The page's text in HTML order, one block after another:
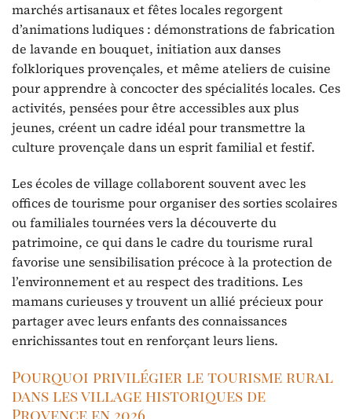
marchés artisanaux et fêtes locales regorgent
d’animations ludiques : démonstrations de fabrication
de lavande en bouquet, initiation aux danses
folkloriques provençales, et même ateliers de cuisine
pour apprendre à concocter des spécialités locales. Ces
activités, pensées pour être accessibles aux plus
jeunes, créent un cadre idéal pour transmettre la
culture provençale dans un esprit familial et festif.
Les écoles de village collaborent souvent avec les
offices de tourisme pour organiser des sorties scolaires
ou familiales tournées vers la découverte du
patrimoine, ce qui dans le cadre du tourisme rural
favorise une sensibilisation précoce à la protection de
l’environnement et au respect des traditions. Les
mamans curieuses y trouvent un allié précieux pour
partager avec leurs enfants des connaissances
enrichissantes tout en renforçant leurs liens.
Pourquoi privilégier le tourisme rural
dans les village historiques de
Provence en 2026